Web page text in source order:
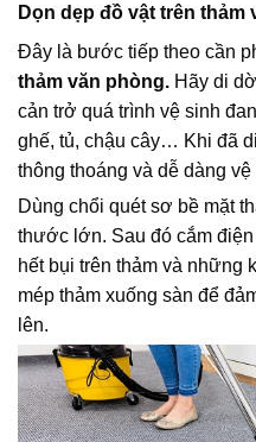
Dọn dẹp đồ vật trên
Đây là bước tiếp theo cần
thảm văn phòng. Hãy di
cản trở quá trình vệ sinh
ghế, tủ, chậu cây… Khi đã
thông thoáng và dễ dàng
Dùng chổi quét sơ bề mặt
thước lớn. Sau đó cắm
hết bụi trên thảm và những
mép thảm xuống sàn để
lên.